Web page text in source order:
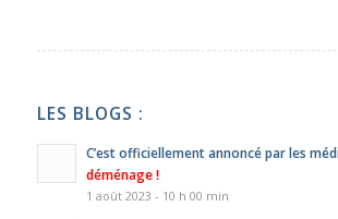
LES BLOGS :
C’est officiellement annoncé par les
déménage !
1 août 2023 - 10 h 00 min